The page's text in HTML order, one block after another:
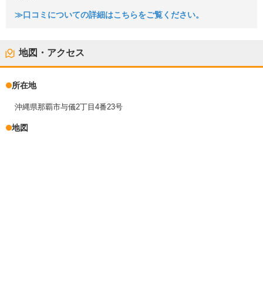
≫口コミについての詳細はこちらをご覧ください。
地図・アクセス
所在地
沖縄県那覇市与儀2丁目4番23号
地図